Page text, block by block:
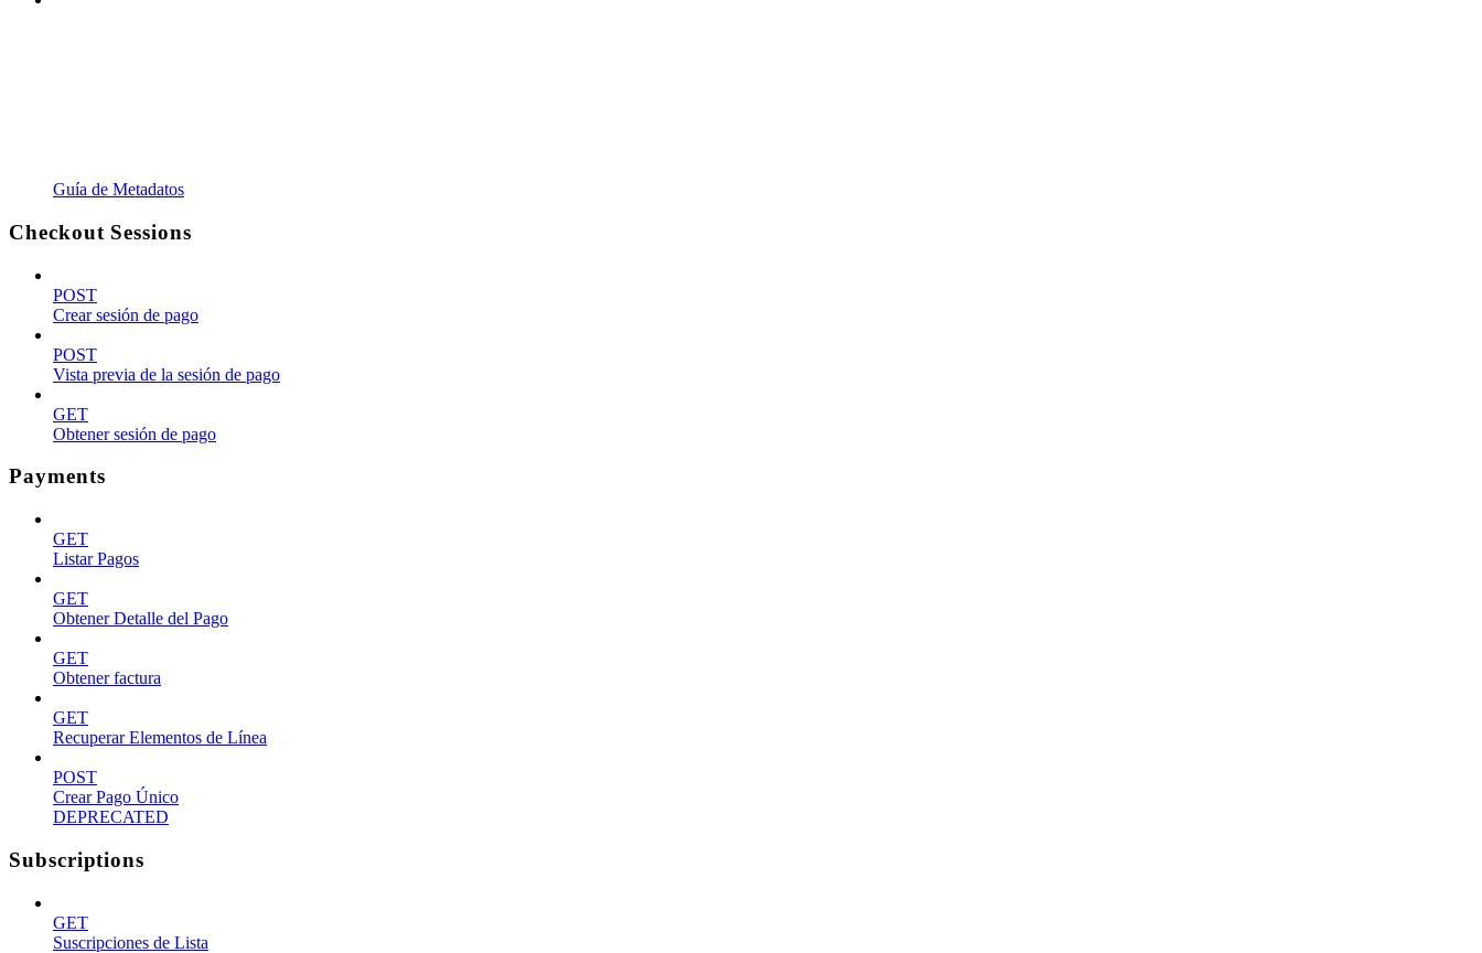
Guía de Metadatos
Checkout Sessions
POST
Crear sesión de pago
POST
Vista previa de la sesión de pago
GET
Obtener sesión de pago
Payments
GET
Listar Pagos
GET
Obtener Detalle del Pago
GET
Obtener factura
GET
Recuperar Elementos de Línea
POST
Crear Pago Único
DEPRECATED
Subscriptions
GET
Suscripciones de Lista